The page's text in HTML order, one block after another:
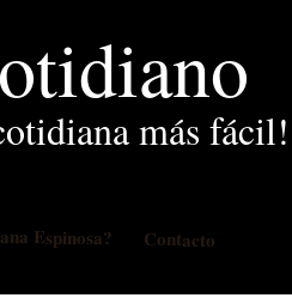
más fácil!
Espinosa? Contacto